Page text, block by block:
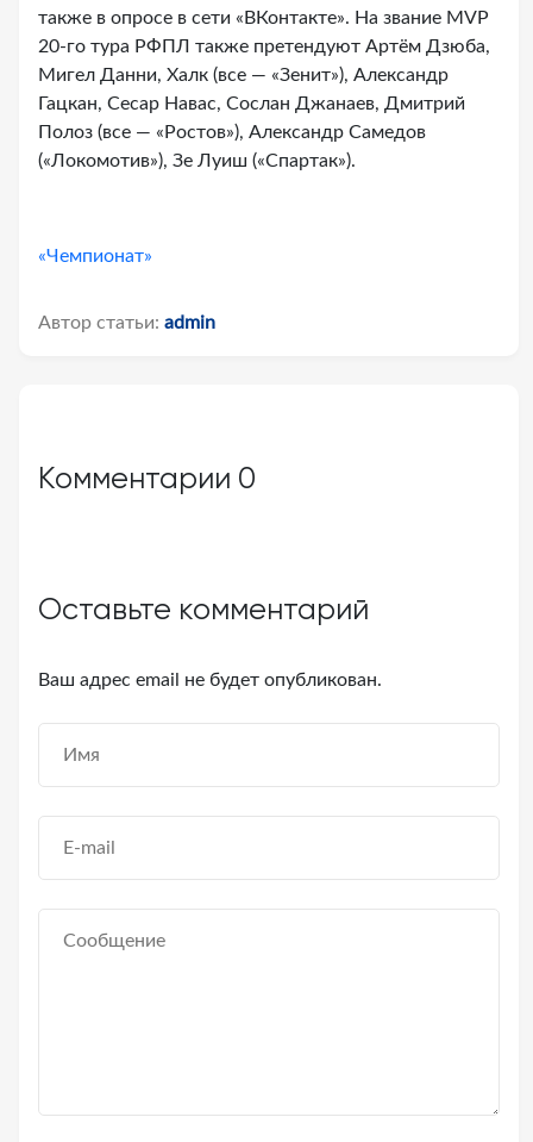
также в опросе в сети «ВКонтакте». На звание MVP
20-го тура РФПЛ также претендуют Артём Дзюба,
Мигел Данни, Халк (все — «Зенит»), Александр
Гацкан, Сесар Навас, Сослан Джанаев, Дмитрий
Полоз (все — «Ростов»), Александр Самедов
(«Локомотив»), Зе Луиш («Спартак»).
«Чемпионат»
Автор статьи: admin
Комментарии 0
Оставьте комментарий
Ваш адрес email не будет опубликован.